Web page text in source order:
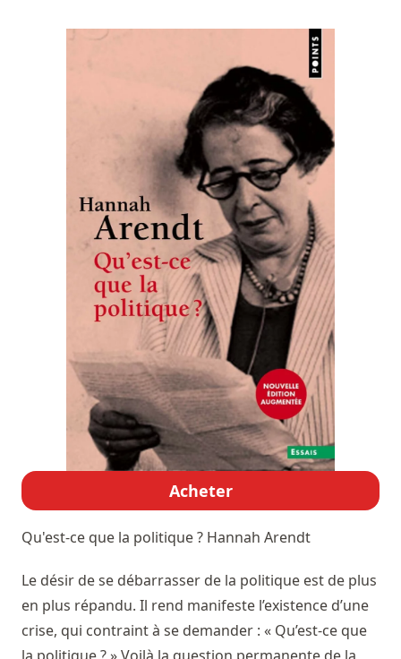
Acheter
Qu'est-ce que la politique ? Hannah Arendt
Le désir de se débarrasser de la politique est de plus
en plus répandu. Il rend manifeste l’existence d’une
crise, qui contraint à se demander : « Qu’est-ce que